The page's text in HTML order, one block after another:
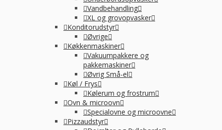
Vandbehandling
XL og grovopvasker
Konditorudstyr
Øvrige
Køkkenmaskiner
Vakuumpakkere og
pakkemaskiner
Øvrig Små-el
Køl / Frys
Kølerum og frostrum
Ovn & microovn
Specialovne og microovne
Pizzaudstyr